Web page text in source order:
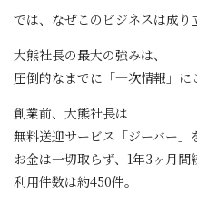
では、なぜこのビジネスは成り
大熊社長の最大の強みは、
圧倒的なまでに「一次情報」に
創業前、大熊社長は
無料送迎サービス「ジーバー」
お金は一切取らず、1年3ヶ月間
利用件数は約450件。